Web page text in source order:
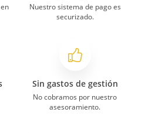
Nuestro sistema de pago es
securizado.
Sin gastos de gestión
No cobramos por nuestro
asesoramiento.